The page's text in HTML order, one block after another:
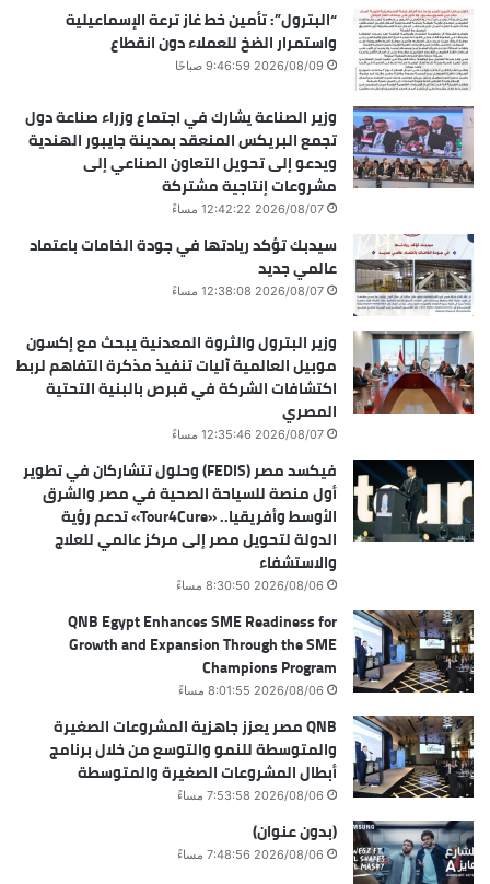
“البترول”: تأمين خط غاز ترعة الإسماعيلية
واستمرار الضخ للعملاء دون انقطاع
2026/08/09 9:46:59 صباحًا
وزير الصناعة يشارك في اجتماع وزراء صناعة دول
تجمع البريكس المنعقد بمدينة جايبور الهندية
ويدعو إلى تحويل التعاون الصناعي إلى
مشروعات إنتاجية مشتركة
2026/08/07 12:42:22 مساءً
سيدبك تؤكد ريادتها في جودة الخامات باعتماد
عالمي جديد
2026/08/07 12:38:08 مساءً
وزير البترول والثروة المعدنية يبحث مع إكسون
موبيل العالمية آليات تنفيذ مذكرة التفاهم لربط
اكتشافات الشركة في قبرص بالبنية التحتية
المصري
2026/08/07 12:35:46 مساءً
فيكسد مصر (FEDIS) وحلول تتشاركان في تطوير
أول منصة للسياحة الصحية في مصر والشرق
الأوسط وأفريقيا.. «Tour4Cure» تدعم رؤية
الدولة لتحويل مصر إلى مركز عالمي للعلاج
والاستشفاء
2026/08/06 8:30:50 مساءً
QNB Egypt Enhances SME Readiness for
Growth and Expansion Through the SME
Champions Program
2026/08/06 8:01:55 مساءً
QNB مصر يعزز جاهزية المشروعات الصغيرة
والمتوسطة للنمو والتوسع من خلال برنامج
أبطال المشروعات الصغيرة والمتوسطة
2026/08/06 7:53:58 مساءً
(بدون عنوان)
2026/08/06 7:48:56 مساءً